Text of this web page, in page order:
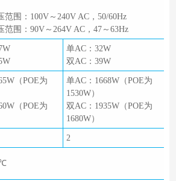
范围：100V～240V AC，50/60Hz
范围：90V～264V AC，47～63Hz
单AC：32W
双AC：39W
（POE为
（POE为
单AC：1668W（POE为
1530W）
双AC：1935W（POE为
1680W）
2